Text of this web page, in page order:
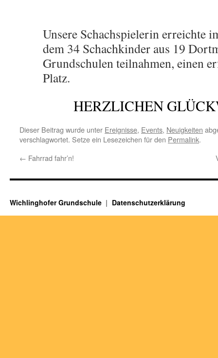
Unsere Schachspielerin erreichte
dem 34 Schachkinder aus 19
Grundschulen teilnahmen, einen
Platz.
HERZLICHEN
Dieser Beitrag wurde unter Ereignisse, Events, Neuigkeiten
verschlagwortet. Setze ein Lesezeichen für den Permalink.
← Fahrrad fahr’n!
Wichlinghofer Grundschule Datenschutzerklärung